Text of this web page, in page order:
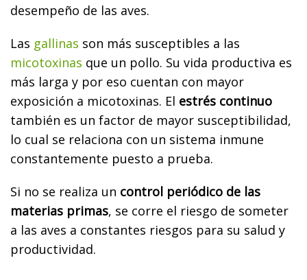
desempeño de las aves.
Las gallinas son más susceptibles a las
micotoxinas que un pollo. Su vida productiva es
más larga y por eso cuentan con mayor
exposición a micotoxinas. El estrés continuo
también es un factor de mayor susceptibilidad,
lo cual se relaciona con un sistema inmune
constantemente puesto a prueba.
Si no se realiza un control periódico de las
materias primas, se corre el riesgo de someter
a las aves a constantes riesgos para su salud y
productividad.